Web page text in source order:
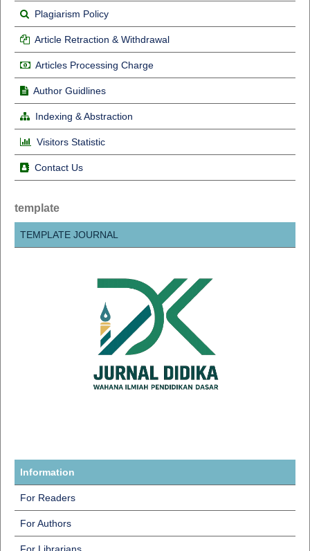
Plagiarism Policy
Article Retraction & Withdrawal
Articles Processing Charge
Author Guidlines
Indexing & Abstraction
Visitors Statistic
Contact Us
template
TEMPLATE JOURNAL
Information
For Readers
For Authors
For Librarians